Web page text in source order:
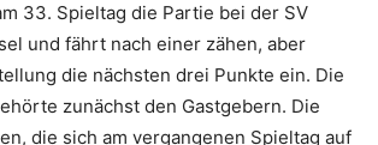
33. Spieltag die Partie bei der SV
und fährt nach einer zähen, aber
die nächsten drei Punkte ein. Die
zunächst den Gastgebern. Die
die sich am vergangenen Spieltag auf